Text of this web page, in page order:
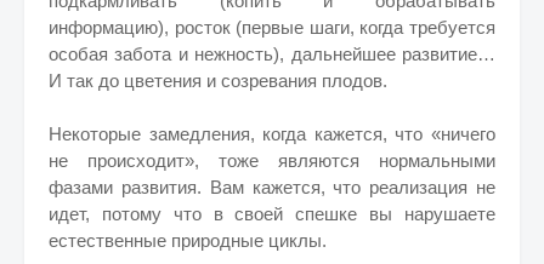
информацию), росток (первые шаги, когда требуется
особая забота и нежность), дальнейшее развитие…
И так до цветения и созревания плодов.
Некоторые замедления, когда кажется, что «ничего
не происходит», тоже являются нормальными
фазами развития. Вам кажется, что реализация не
идет, потому что в своей спешке вы нарушаете
естественные природные циклы.